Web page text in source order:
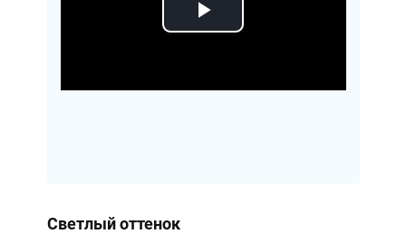
Play
Светлый оттенок